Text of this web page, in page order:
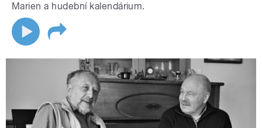
Marien a hudební kalendárium.